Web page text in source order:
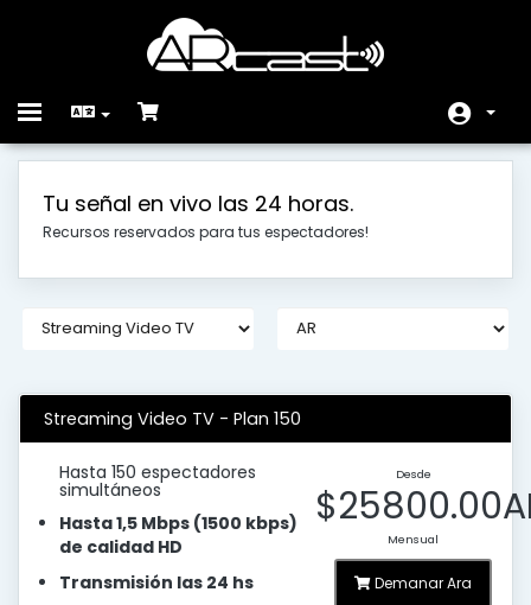
Toggle
Store
Preguntes Freqüents -
Estat de la xarxa
Contacti'ns
Tu señal en vivo las 24 horas.
Recursos reservados para tus espectadores!
Streaming Video TV - Plan 150
Hasta 150 espectadores
simultáneos
Hasta 1,5 Mbps (1500 kbps)
de calidad HD
Transmisión las 24 hs
Desde
Mensual
Demanar Ara